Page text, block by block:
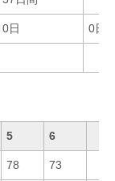
0日 0日
5 6
78 73